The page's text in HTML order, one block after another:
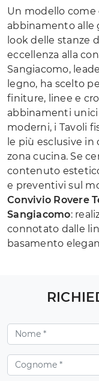
Un modello come
abbinamento alle
look delle stanze
eccellenza alla
Sangiacomo,
legno, ha scelto
finiture, linee e
abbinamenti
moderni, i Tavoli
le più esclusive
zona cucina. Se
contenuto
e preventivi sul
Convivio Rovere
Sangiacomo:
connotato dalle
basamento